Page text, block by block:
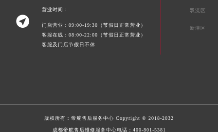

营业时间：
门店营业：09:00-19:30（节假日正常营业）
客服在线：08:00-22:00（节假日正常营业）
客服及门店节假日不休
双流区
新津区
版权所有： 帝舵售后服务中心 Copyright © 2018-2032
成都帝舵售后维修服务中心电话： 400-801-5381